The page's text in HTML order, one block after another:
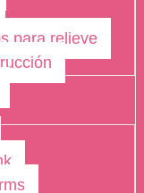
para relieve